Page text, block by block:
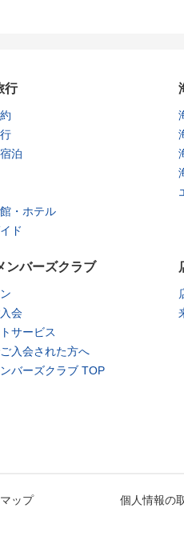
行
泊
・ホテル
ド
ンバーズクラブ
会
サービス
入会された方へ
バーズクラブ TOP
ップ 個人情報の